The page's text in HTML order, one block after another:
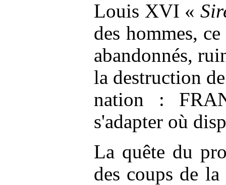
Louis XVI «
des hommes,
abandonnés,
la destruction
nation :
s'adapter où
La quête du
des coups de